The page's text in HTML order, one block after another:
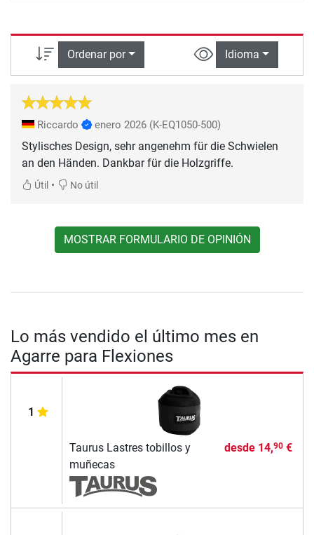
Ordenar por Idioma
Riccardo enero 2026 (K-EQ1050-500)
Stylisches Design, sehr angenehm für die Schwielen
an den Händen. Dankbar für die Holzgriffe.
Útil • No útil
MOSTRAR FORMULARIO DE OPINIÓN
Lo más vendido el último mes en
Agarre para Flexiones
1
Taurus Lastres tobillos y
muñecas
desde 14,90€